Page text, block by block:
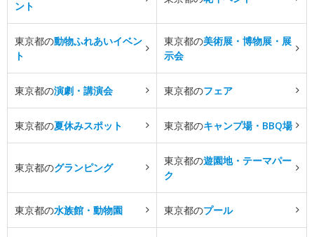
ント
東京都の動物ふれあいイベン
ト
東京都の美術展・博物展・展
示会
東京都の演劇・講演会 東京都のフェア
東京都の夏休みスポット 東京都のキャンプ場・BBQ場
東京都のグランピング
東京都の遊園地・テーマパー
ク
東京都の水族館・動物園 東京都のプール